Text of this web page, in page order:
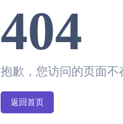
404
抱歉，您访问的页面不
返回首页